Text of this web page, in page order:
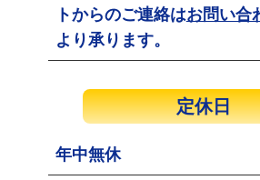
トからのご連絡はお問い合
より承ります。
定休日
年中無休